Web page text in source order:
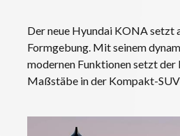
Der neue Hyundai KONA setzt
Formgebung. Mit seinem
modernen Funktionen setzt der
Maßstäbe in der Kompakt-